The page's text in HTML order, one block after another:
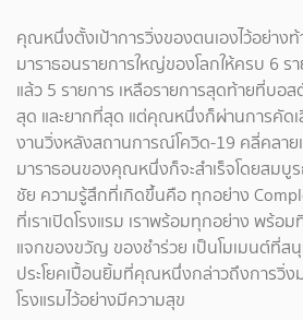
คุณหนึ่งตั้งเป้าการวิ่งของตนเองไว้อย่าง
มาราธอนรายการใหญ่ของโลกให้ครบ 6 ร
แล้ว 5 รายการ เหลือรายการสุดท้ายที่บอ
สุด และยากที่สุด แต่คุณหนึ่งก็ผ่านการคัดเ
งานวิ่งหลังสถานการณ์โควิด-19 คลี่คลาย
มาราธอนของคุณหนึ่งก็จะสำเร็จโดยสมบู
ชัย ความรู้สึกที่เกิดขึ้นคือ ทุกอย่าง
ที่เราเปิดโรงแรม เราพร้อมทุกอย่าง พร้อ
แจกของขวัญ ของชำร่วย เป็นโมเมนต์ที่ส
ประโยคเปื้อนยิ้มที่คุณหนึ่งกล่าวถึงการวิ่ง
โรงแรมไว้อย่างมีความสุข